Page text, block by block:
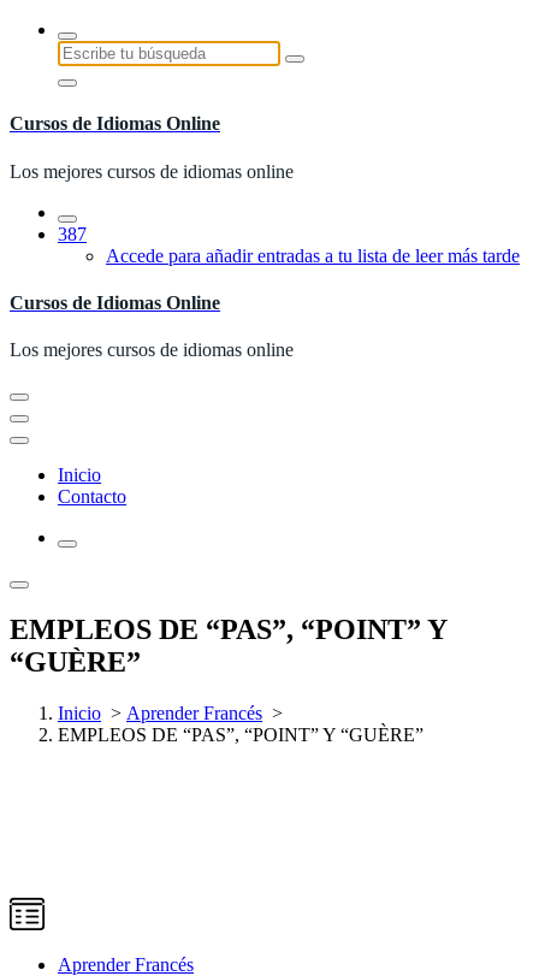
Saltar
contenido
Buscar:
Cursos de Idiomas Online
Los mejores cursos de idiomas online
387
Accede para añadir entradas a tu lista de leer más tarde
Cursos de Idiomas Online
Los mejores cursos de idiomas online
Inicio
Contacto
EMPLEOS DE “PAS”, “POINT” Y
“GUÈRE”
Inicio > Aprender Francés >
EMPLEOS DE “PAS”, “POINT” Y “GUÈRE”
Aprender Francés